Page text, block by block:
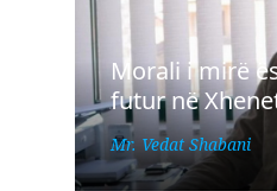
Morali i mirë
futur në
Mr. Vedat Shabani